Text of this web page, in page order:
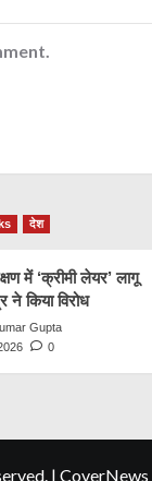
देश
में ‘क्रीमी लेयर’ लागू
किया विरोध
Gupta
0
| CoverNews